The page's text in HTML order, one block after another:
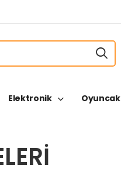
Elektronik Oyuncak